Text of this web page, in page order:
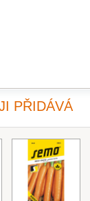
PŘIDÁVÁ